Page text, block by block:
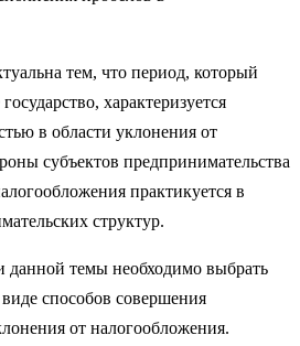
тем, что период, который
характеризуется
в области уклонения от
субъектов предпринимательства
практикуется в
структур.
данной темы необходимо выбрать
способов совершения
от налогообложения.